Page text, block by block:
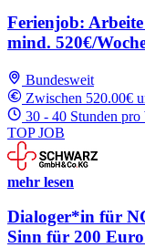
Ferienjob: Arbeite
mind. 520€/
Bundesweit
Zwischen 520.00€
30 - 40 Stunden pro
TOP JOB
mehr lesen
Dialoger*in für
Sinn für 200